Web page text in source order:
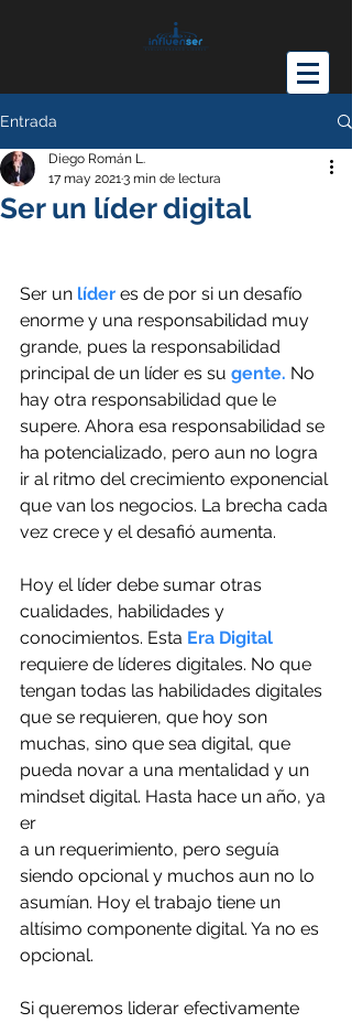
Entrada
Ser un líder digital
Diego Román L.
17 may 20213 min de lectura
Ser un líder es de por si un desafío
enorme y una responsabilidad muy
grande, pues la responsabilidad
principal de un líder es su gente. No
hay otra responsabilidad que le
supere. Ahora esa responsabilidad se
ha potencializado, pero aun no logra
ir al ritmo del crecimiento exponencial
que van los negocios. La brecha cada
vez crece y el desafió aumenta.
Hoy el líder debe sumar otras
cualidades, habilidades y
conocimientos. Esta Era Digital
requiere de líderes digitales. No que
tengan todas las habilidades digitales
que se requieren, que hoy son
muchas, sino que sea digital, que
pueda novar a una mentalidad y un
mindset digital. Hasta hace un año, ya
er
a un requerimiento, pero seguía
siendo opcional y muchos aun no lo
asumían. Hoy el trabajo tiene un
altísimo componente digital. Ya no es
opcional.
Si queremos liderar efectivamente